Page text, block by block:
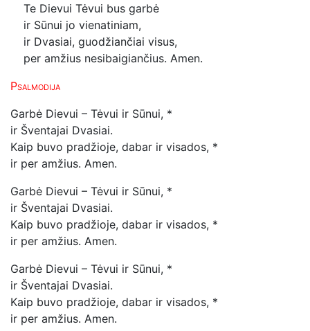
Te Dievui Tėvui bus garbė
ir Sūnui jo vienatiniam,
ir Dvasiai, guodžiančiai visus,
per amžius nesibaigiančius. Amen.
Psalmodija
Garbė Dievui – Tėvui ir Sūnui, *
ir Šventajai Dvasiai.
Kaip buvo pradžioje, dabar ir visados, *
ir per amžius. Amen.
Garbė Dievui – Tėvui ir Sūnui, *
ir Šventajai Dvasiai.
Kaip buvo pradžioje, dabar ir visados, *
ir per amžius. Amen.
Garbė Dievui – Tėvui ir Sūnui, *
ir Šventajai Dvasiai.
Kaip buvo pradžioje, dabar ir visados, *
ir per amžius. Amen.